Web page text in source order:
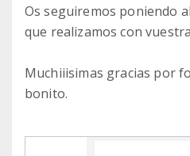
Os seguiremos poniendo
que realizamos con
Muchiiisimas gracias por
bonito.